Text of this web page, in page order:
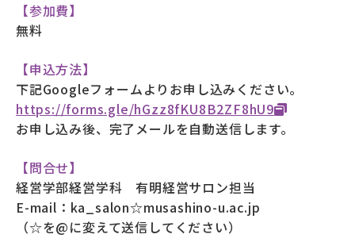
【参加費】
無料
【申込方法】
下記Googleフォームよりお申し込みください。
https://forms.gle/hGzz8fKU8B2ZF8hU9
お申し込み後、完了メールを自動送信します。
【問合せ】
経営学部経営学科 有明経営サロン担当
E-mail：ka_salon☆musashino-u.ac.jp
（☆を@に変えて送信してください）